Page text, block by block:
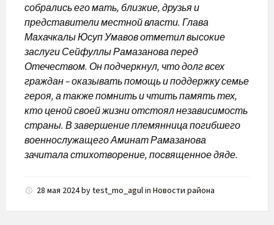
собрались его мать, близкие, друзья и
представители местной власти. Глава
Махачкалы Юсуп Умавов отметил высокие
заслуги Сейфуллы Рамазанова перед
Отечеством. Он подчеркнул, что долг всех
граждан – оказывать помощь и поддержку семье
героя, а также помнить и чтить память тех,
кто ценой своей жизни отстоял независимость
страны. В завершение племянница погибшего
военнослужащего Аминат Рамазанова
зачитала стихотворение, посвященное дяде.
28 мая 2024bytest_mo_agulin Новости района